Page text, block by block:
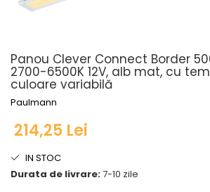
Iluminat pe cabluri
Seturi si spoturi pe cablu 12V DC
Iluminat pe sină
Abajururi
Accesorii
Conectori
Penduluri
Sistem Plug&Shine
Bolarzi
Corpuri de iluminat de
pardoseală
Obiecte luminoase decorative
Penduluri
Spoturi de grădină
Panou Clever Connect Border
2700-6500K 12V, alb mat, cu
culoare variabilă
Paulmann
214,25 Lei
IN STOC
Durata de livrare:7-10 zile